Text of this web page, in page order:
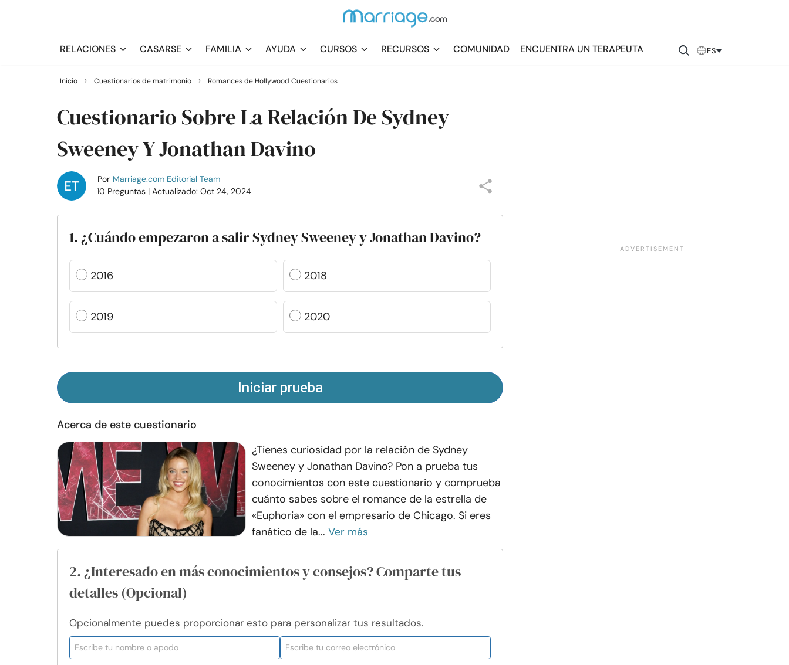
RELACIONES CASARSE FAMILIA AYUDA CURSOS RECURSOS COMUNIDAD ENCUENTRA UN TERAPEUTA ES
Inicio › Cuestionarios de matrimonio › Romances de Hollywood Cuestionarios
Cuestionario Sobre La Relación De Sydney
Sweeney Y Jonathan Davino
Por Marriage.com Editorial Team
10 Preguntas | Actualizado: Oct 24, 2024
1. ¿Cuándo empezaron a salir Sydney Sweeney y Jonathan Davino?
2016 2018
2019 2020
Iniciar prueba
Acerca de este cuestionario
¿Tienes curiosidad por la relación de Sydney
Sweeney y Jonathan Davino? Pon a prueba tus
conocimientos con este cuestionario y comprueba
cuánto sabes sobre el romance de la estrella de
«Euphoria» con el empresario de Chicago. Si eres
fanático de la... Ver más
2. ¿Interesado en más conocimientos y consejos? Comparte tus
detalles (Opcional)
Opcionalmente puedes proporcionar esto para personalizar tus resultados.